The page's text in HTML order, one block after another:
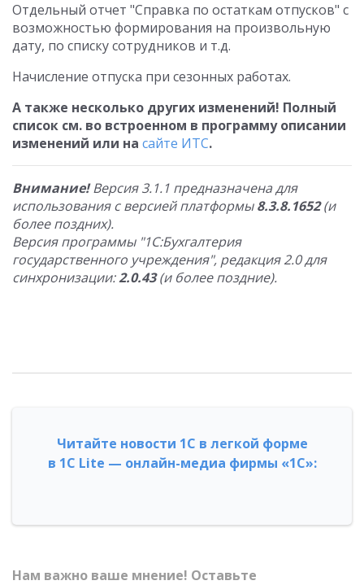
Отдельный отчет "Справка по остаткам отпусков" с
возможностью формирования на произвольную
дату, по списку сотрудников и т.д.
Начисление отпуска при сезонных работах.
А также несколько других изменений! Полный
список см. во встроенном в программу описании
изменений или на сайте ИТС.
Внимание!Версия 3.1.1 предназначена для
использования с версией платформы8.3.8.1652(и
более поздних).
Версия программы "1С:Бухгалтерия
государственного учреждения", редакция 2.0 для
синхронизации:2.0.43(и более поздние).
Читайте новости 1С в легкой форме
в 1С Lite — онлайн-медиа фирмы «1С»:
Нам важно ваше мнение! Оставьте